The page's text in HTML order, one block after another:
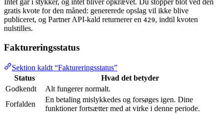
Intet går i stykker, og intet bliver opkrævet. Du stopper blot ved den
gratis kvote for den måned: genererede opslag vil ikke blive
publiceret, og Partner API-kald returnerer en 429, indtil kvoten
nulstilles.
Faktureringsstatus
Sektion kaldt “Faktureringsstatus”
Status
Hvad det betyder
Godkendt
Alt fungerer normalt.
Forfalden
En betaling mislykkedes og forsøges igen. Dine
funktioner fortsætter med at virke i denne periode.